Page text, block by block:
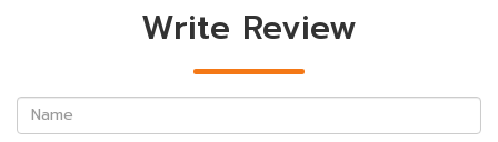
Write Review
Name